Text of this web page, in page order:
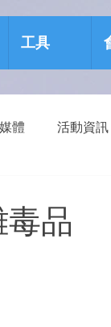
工具
體 活動資訊
品